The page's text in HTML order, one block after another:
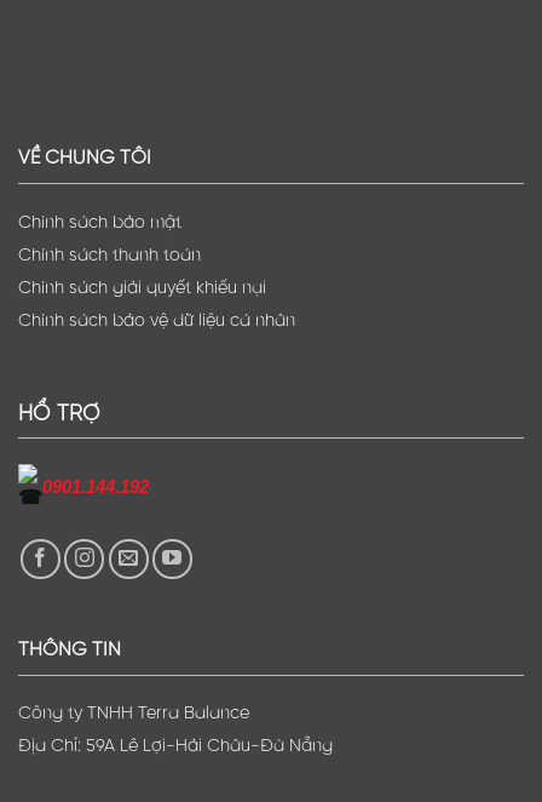
VỀ CHÚNG TÔI
Chính sách bảo mật
Chính sách thanh toán
Chính sách giải quyết khiếu nại
Chính sách bảo vệ dữ liệu cá nhân
HỔ TRỢ
0901.144.192
THÔNG TIN
Công ty TNHH Terra Balance
Địa Chỉ: 59A Lê Lợi-Hải Châu-Đà Nẵng